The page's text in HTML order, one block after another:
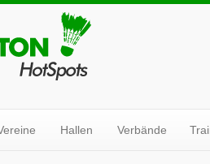
Hallen Verbände